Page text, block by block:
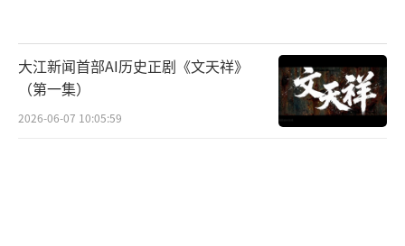
对于“边播边改”这种操作模式而言，国
产剧集还基本停留在“纠错补漏”的初级阶
段，欧美日韩等一些电视剧产业发展进入成熟
阶段的国家则已经实现了“边写、边拍、边
大江新闻首部AI历史正剧《文天祥》
（第一集）
2026-06-07 10:05:59